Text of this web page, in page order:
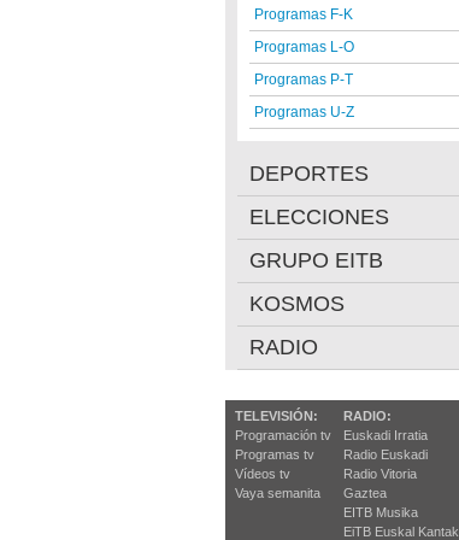
Programas F-K
Programas L-O
Programas P-T
Programas U-Z
DEPORTES
ELECCIONES
GRUPO EITB
KOSMOS
RADIO
TELEVISIÓN:
Programación tv
Programas tv
Vídeos tv
Vaya semanita
RADIO:
Euskadi Irratia
Radio Euskadi
Radio Vitoria
Gaztea
EITB Musika
EiTB Euskal Kantak